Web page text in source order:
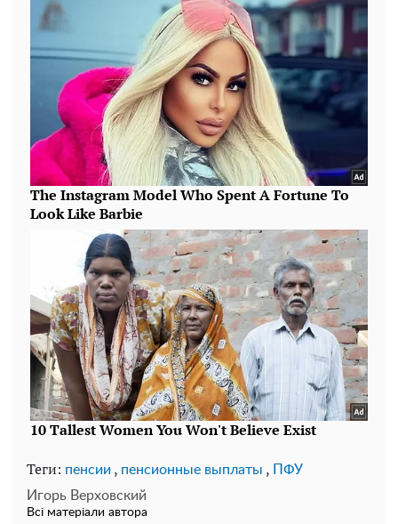
Теги: пенсии , пенсионные выплаты ,
ПФУ
Игорь Верховский
Всі матеріали автора